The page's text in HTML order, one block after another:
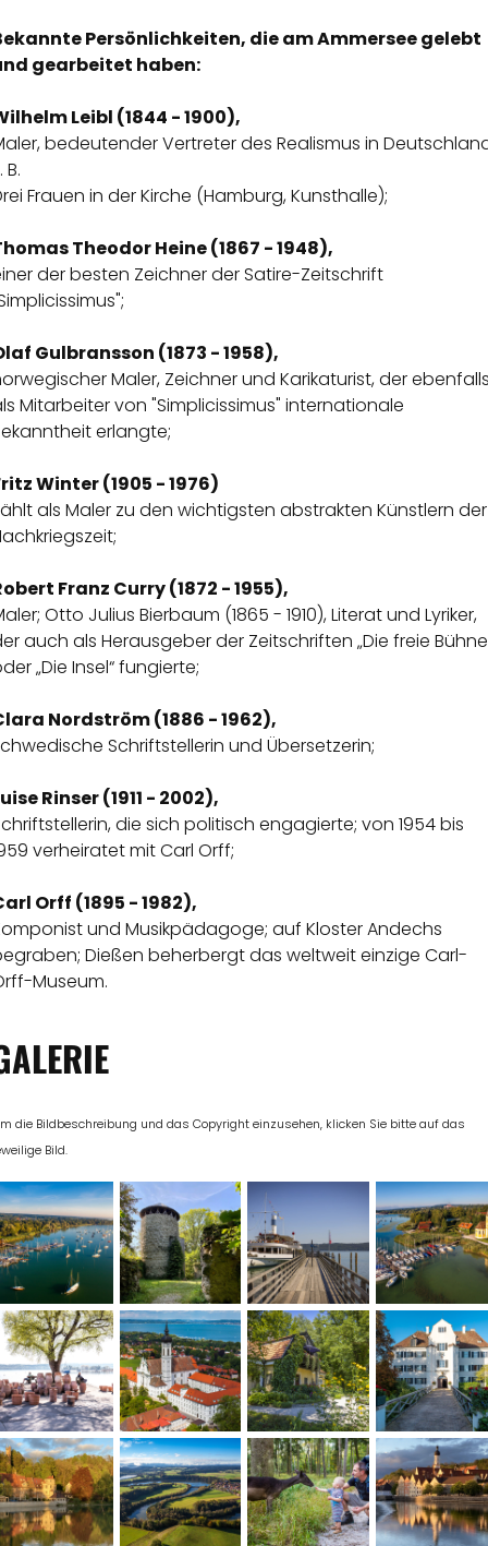
Persönlichkeiten, die am Ammersee gelebt
gearbeitet haben:
Leibl (1844 - 1900),
bedeutender Vertreter des Realismus in
B.
Frauen in der Kirche (Hamburg, Kunsthalle);
Theodor Heine (1867 - 1948),
der besten Zeichner der Satire-Zeitschrift
Gulbransson (1873 - 1958),
Maler, Zeichner und Karikaturist, der
Mitarbeiter von "Simplicissimus" internationale
erlangte;
Winter (1905 - 1976)
als Maler zu den wichtigsten abstrakten Künstlern der
Franz Curry (1872 - 1955),
Otto Julius Bierbaum (1865 - 1910), Literat und Lyriker,
auch als Herausgeber der Zeitschriften „Die freie
„Die Insel“ fungierte;
Nordström (1886 - 1962),
Schriftstellerin und Übersetzerin;
Rinser (1911 - 2002),
die sich politisch engagierte; von 1954 bis
verheiratet mit Carl Orff;
Orff (1895 - 1982),
und Musikpädagoge; auf Kloster Andechs
Dießen beherbergt das weltweit einzige Carl-
Museum.
die Bildbeschreibung und das Copyright einzusehen, klicken Sie bitte auf das
Bild.